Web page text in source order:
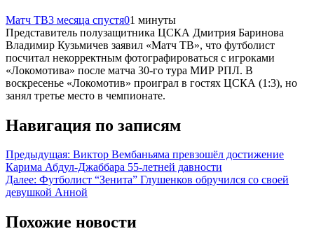
Матч ТВ3 месяца спустя01 минуты
Представитель полузащитника ЦСКА Дмитрия Баринова
Владимир Кузьмичев заявил «Матч ТВ», что футболист
посчитал некорректным фотографироваться с игроками
«Локомотива» после матча 30‑го тура МИР РПЛ. В
воскресенье «Локомотив» проиграл в гостях ЦСКА (1:3), но
занял третье место в чемпионате.
Навигация по записям
Предыдущая: Виктор Вембаньяма превзошёл достижение
Карима Абдул-Джаббара 55-летней давности
Далее: Футболист “Зенита” Глушенков обручился со своей
девушкой Анной
Похожие новости